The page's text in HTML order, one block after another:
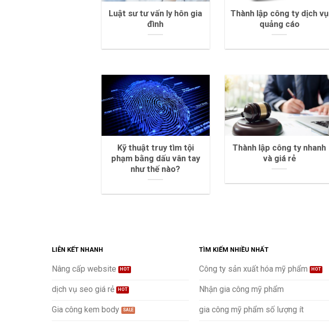
Luật sư tư vấn ly hôn gia
đình
Thành lập công ty dịch vụ
quảng cáo
Kỹ thuật truy tìm tội
phạm bằng dấu vân tay
như thế nào?
Thành lập công ty nhanh
và giá rẻ
LIÊN KẾT NHANH
Nâng cấp website
dịch vụ seo giá rẻ
Gia công kem body
TÌM KIẾM NHIỀU NHẤT
Công ty sản xuất hóa mỹ phẩm
Nhận gia công mỹ phẩm
gia công mỹ phẩm số lượng ít